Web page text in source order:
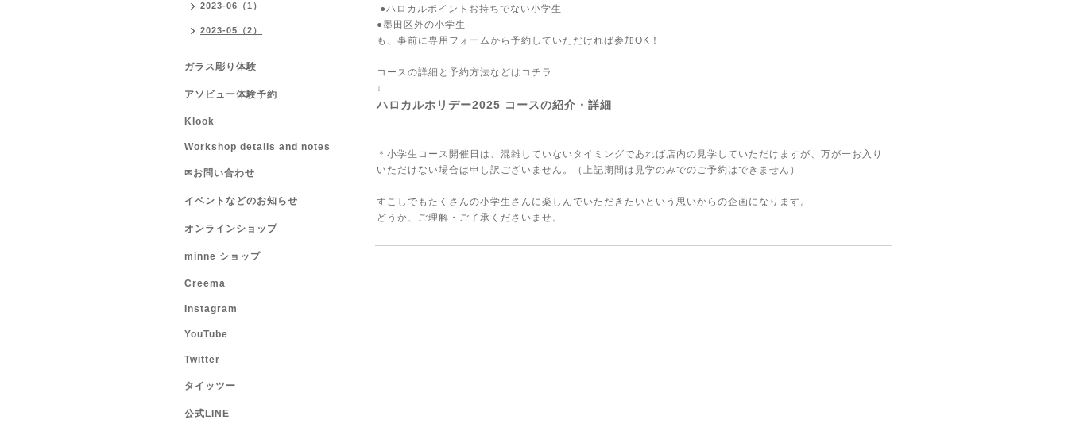
●ハロカルポイントお持ちでない小学生
●墨田区外の小学生
も、事前に専用フォームから予約していただければ参加OK！
コースの詳細と予約方法などはコチラ
↓
ハロカルホリデー2025 コースの紹介・詳細
＊小学生コース開催日は、混雑していないタイミングであれば店内の見学していただけますが、万が一お入り
いただけない場合は申し訳ございません。（上記期間は見学のみでのご予約はできません）
すこしでもたくさんの小学生さんに楽しんでいただきたいという思いからの企画になります。
どうか、ご理解・ご了承くださいませ。
2023-06（1）
2023-05（2）
ガラス彫り体験
アソビュー体験予約
Klook
Workshop details and notes
✉お問い合わせ
イベントなどのお知らせ
オンラインショップ
minne ショップ
Creema
Instagram
YouTube
Twitter
タイッツー
公式LINE